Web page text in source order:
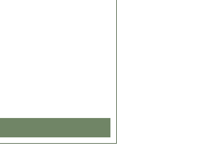
טרופי עוצמתי בבית או בגינה.